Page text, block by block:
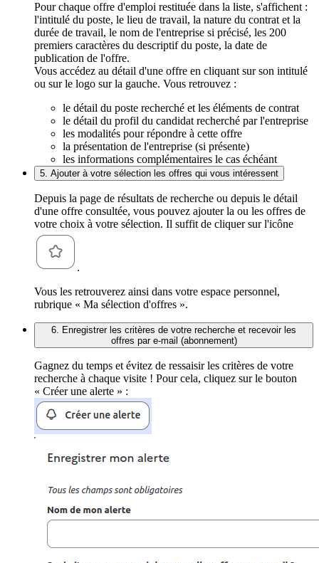
Pour chaque offre d'emploi restituée dans la liste, s'affichent :
l'intitulé du poste, le lieu de travail, la nature du contrat et la
durée de travail, le nom de l'entreprise si précisé, les 200
premiers caractères du descriptif du poste, la date de
publication de l'offre.
Vous accédez au détail d'une offre en cliquant sur son intitulé
ou sur le logo sur la gauche. Vous retrouvez :
le détail du poste recherché et les éléments de contrat
le détail du profil du candidat recherché par l'entreprise
les modalités pour répondre à cette offre
la présentation de l'entreprise (si présente)
les informations complémentaires le cas échéant
5. Ajouter à votre sélection les offres qui vous intéressent
Depuis la page de résultats de recherche ou depuis le détail
d'une offre consultée, vous pouvez ajouter la ou les offres de
votre choix à votre sélection. Il suffit de cliquer sur l'icône
.
Vous les retrouverez ainsi dans votre espace personnel,
rubrique « Ma sélection d'offres ».
6. Enregistrer les critères de votre recherche et recevoir les
offres par e-mail (abonnement)
Gagnez du temps et évitez de ressaisir les critères de votre
recherche à chaque visite ! Pour cela, cliquez sur le bouton
« Créer une alerte » :